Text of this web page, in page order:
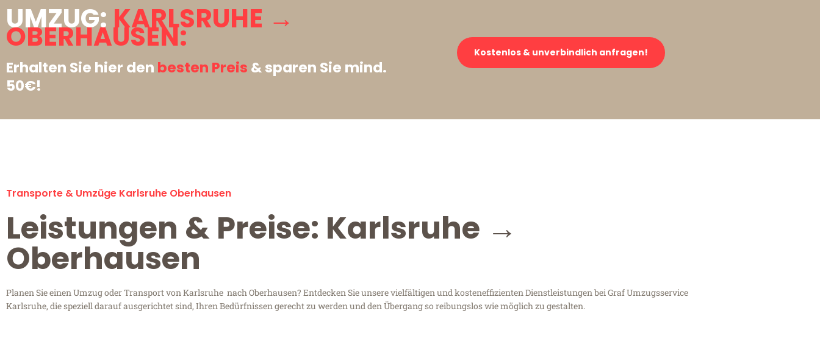
UMZUG: KARLSRUHE →
OBERHAUSEN:
Erhalten Sie hier den besten Preis & sparen Sie mind.
50€!
Kostenlos & unverbindlich anfragen!
Transporte & Umzüge Karlsruhe Oberhausen
Leistungen & Preise: Karlsruhe →
Oberhausen
Planen Sie einen Umzug oder Transport von Karlsruhe nach Oberhausen? Entdecken Sie unsere vielfältigen und kosteneffizienten Dienstleistungen bei Graf Umzugsservice
Karlsruhe, die speziell darauf ausgerichtet sind, Ihren Bedürfnissen gerecht zu werden und den Übergang so reibungslos wie möglich zu gestalten.